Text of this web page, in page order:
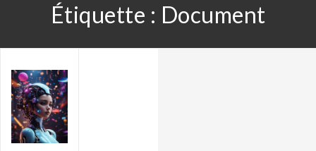
Étiquette : Document